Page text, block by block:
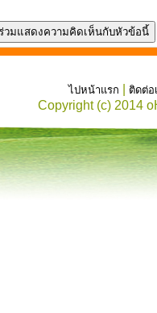
ไปหน้าแรก ติดต่อ
Copyright (c) 2014